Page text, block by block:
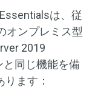
は、従
オンプレミス型
2019
同じ機能を備
ます：